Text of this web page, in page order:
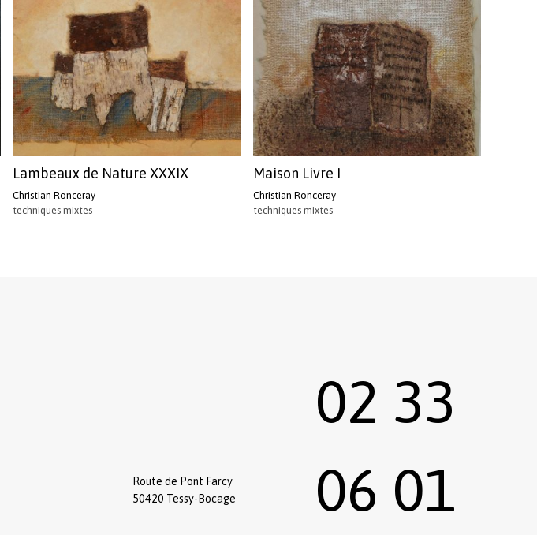
Lambeaux de Nature XXXIX
Christian Ronceray
techniques mixtes
Maison Livre I
Christian Ronceray
techniques mixtes
Route de Pont Farcy
50420 Tessy-Bocage
02 33
06 01